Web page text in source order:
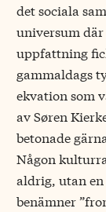
det sociala
universum där
uppfattning
gammaldags
ekvation som
av Søren
betonade
Någon
aldrig, utan
benämner